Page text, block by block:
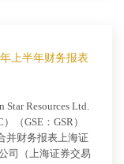
上半年财务报表
Resources Ltd.
（GSE：GSR）
并财务报表上海证
司（上海证券交易